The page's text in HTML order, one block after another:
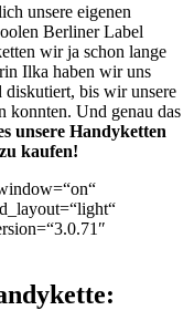
unsere eigenen
Berliner Label
wir ja schon lange
Ilka haben wir uns
diskutiert, bis wir unsere
konnten. Und genau das
unsere Handyketten
kaufen!